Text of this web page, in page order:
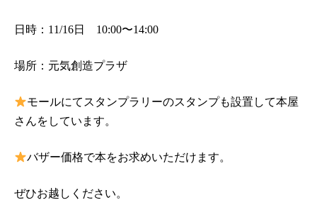
日時：11/16日 10:00〜14:00
場所：元気創造プラザ
モールにてスタンプラリーのスタンプも設置して本屋
さんをしています。
バザー価格で本をお求めいただけます。
ぜひお越しください。